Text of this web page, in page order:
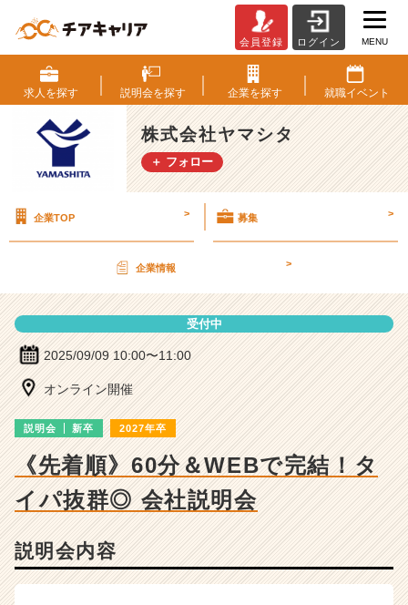
式
会
社
ヤ
マ
シ
明
会
細
|
ベ
ン
成
企
業
か
カ
ウ
会員登録 ログイン MENU
求人を探す 説明会を探す 企業を探す 就職イベント
株式会社ヤマシタ
＋ フォロー
企業TOP > 募集 >
企業情報 >
受付中
2025/09/09 10:00〜11:00
オンライン開催
説明会 新卒 2027年卒
《先着順》60分＆WEBで完結！タ
イパ抜群◎ 会社説明会
説明会内容